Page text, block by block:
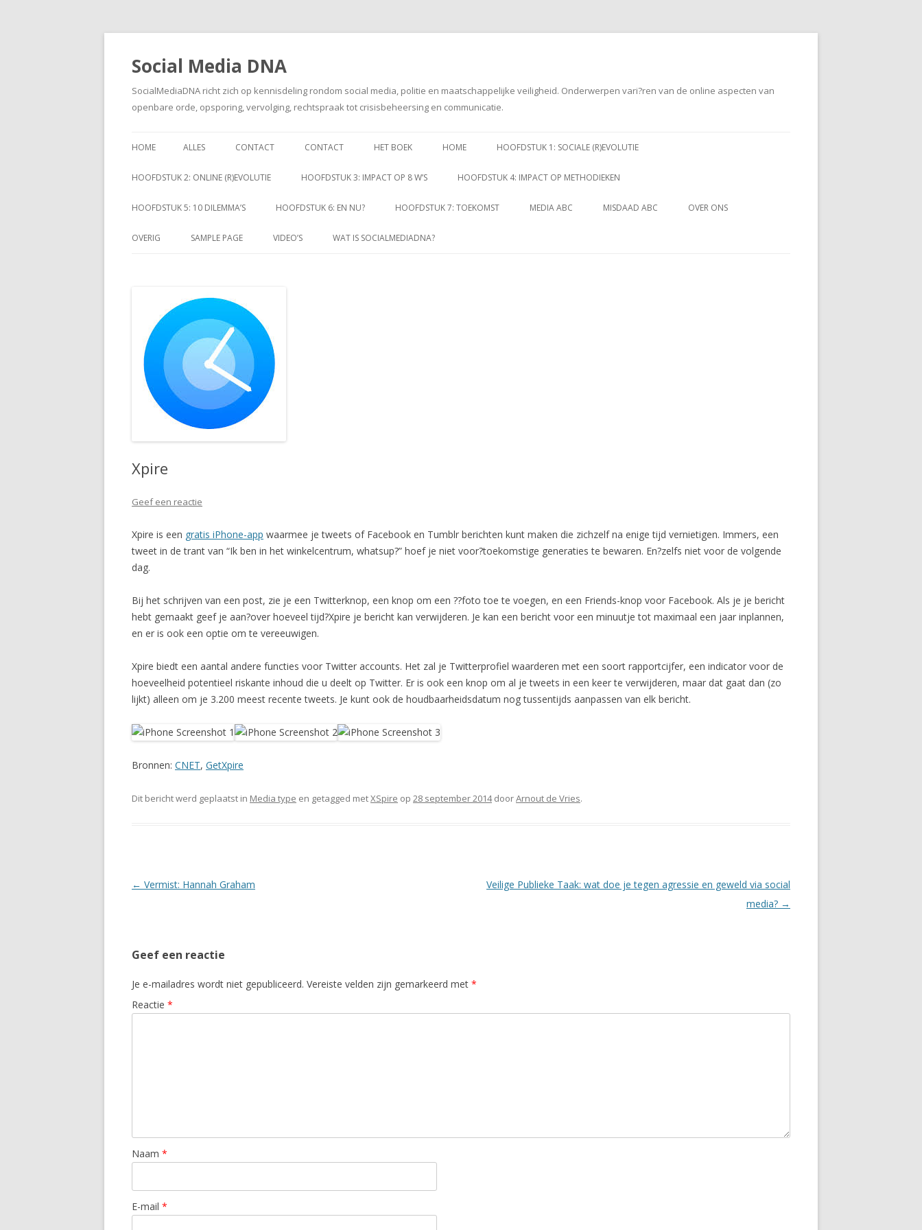
Social Media DNA
SocialMediaDNA richt zich op kennisdeling rondom social media, politie en maatschappelijke veiligheid. Onderwerpen vari?ren van de online aspecten van
openbare orde, opsporing, vervolging, rechtspraak tot crisisbeheersing en communicatie.
naar
HOME ALLES CONTACT CONTACT HET BOEK HOME HOOFDSTUK 1: SOCIALE (R)EVOLUTIE
HOOFDSTUK 2: ONLINE (R)EVOLUTIE HOOFDSTUK 3: IMPACT OP 8 W’S HOOFDSTUK 4: IMPACT OP METHODIEKEN
HOOFDSTUK 5: 10 DILEMMA’S HOOFDSTUK 6: EN NU? HOOFDSTUK 7: TOEKOMST MEDIA ABC MISDAAD ABC OVER ONS
OVERIG SAMPLE PAGE VIDEO’S WAT IS SOCIALMEDIADNA?
Xpire
Geef een reactie
Xpire is een gratis iPhone-app waarmee je tweets of Facebook en Tumblr berichten kunt maken die zichzelf na enige tijd vernietigen. Immers, een
tweet in de trant van “Ik ben in het winkelcentrum, whatsup?” hoef je niet voor?toekomstige generaties te bewaren. En?zelfs niet voor de volgende
dag.
Bij het schrijven van een post, zie je een Twitterknop, een knop om een ??foto toe te voegen, en een Friends-knop voor Facebook. Als je je bericht
hebt gemaakt geef je aan?over hoeveel tijd?Xpire je bericht kan verwijderen. Je kan een bericht voor een minuutje tot maximaal een jaar inplannen,
en er is ook een optie om te vereeuwigen.
Xpire biedt een aantal andere functies voor Twitter accounts. Het zal je Twitterprofiel waarderen met een soort rapportcijfer, een indicator voor de
hoeveelheid potentieel riskante inhoud die u deelt op Twitter. Er is ook een knop om al je tweets in een keer te verwijderen, maar dat gaat dan (zo
lijkt) alleen om je 3.200 meest recente tweets. Je kunt ook de houdbaarheidsdatum nog tussentijds aanpassen van elk bericht.
Bronnen: CNET, GetXpire
Dit bericht werd geplaatst in Media type en getagged metXSpire op 28 september 2014doorArnout de Vries.
Berichtnavigatie
← Vermist: Hannah Graham
Veilige Publieke Taak: wat doe je tegen agressie en geweld via social
media? →
Geef een reactie
Je e-mailadres wordt niet gepubliceerd. Vereiste velden zijn gemarkeerd met *
Reactie *
Naam *
E-mail *